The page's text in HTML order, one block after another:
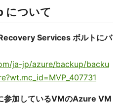
について
Services ボルトにバ
ja-jp/azure/backup/backu
参加しているVMのAzure VM